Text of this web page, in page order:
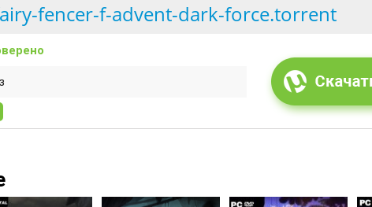
fencer-f-advent-dark-force.torrent